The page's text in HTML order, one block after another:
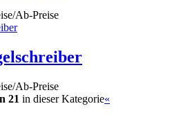
Ab-Preise
Ab-Preise
21 in dieser Kategorie«